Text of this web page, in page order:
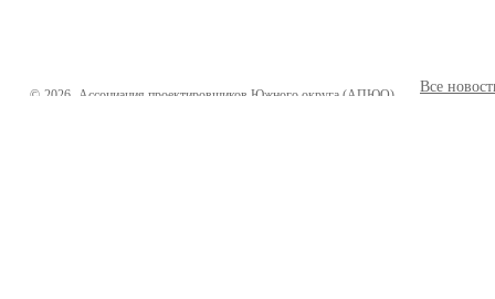
Все
© 2026 Ассоциация проектировщиков Южного округа (АПЮО)